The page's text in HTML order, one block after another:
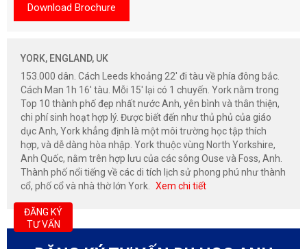
Download Brochure
YORK, ENGLAND, UK
153.000 dân. Cách Leeds khoảng 22' đi tàu về phía đông bắc.
Cách Man 1h 16' tàu. Mỗi 15' lại có 1 chuyến. York nằm trong
Top 10 thành phố đẹp nhất nước Anh, yên bình và thân thiện,
chi phí sinh hoạt hợp lý. Được biết đến như thủ phủ của giáo
dục Anh, York khẳng định là một môi trường học tập thích
hợp, và dễ dàng hòa nhập. York thuộc vùng North Yorkshire,
Anh Quốc, nằm trên hợp lưu của các sông Ouse và Foss, Anh.
Thành phố nổi tiếng về các di tích lịch sử phong phú như thành
cổ, phố cổ và nhà thờ lớn York.
Xem chi tiết
ĐĂNG KÝ
TƯ VẤN